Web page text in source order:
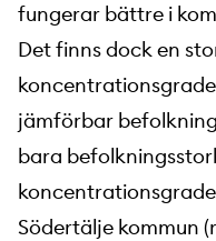
fungerar bättre i
Det finns dock en
jämförbar
bara
Södertälje kommun